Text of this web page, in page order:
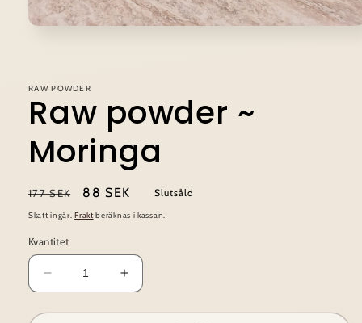
RAW POWDER
Raw powder ~
Moringa
Ordinarie
pris
177 SEK Försäljningspris
88 SEK Slutsåld
Skatt ingår.Fraktberäknas i kassan.
Kvantitet
Minska
kvantitet
för
Öka
kvantitet
för